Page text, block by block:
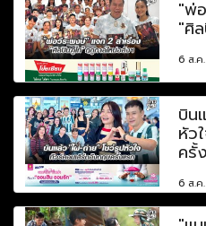
"พ่
"ศิ
6 ส.ค
บิน
หัว
ครั้
6 ส.ค